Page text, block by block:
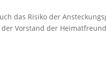
das Risiko der
Vorstand der